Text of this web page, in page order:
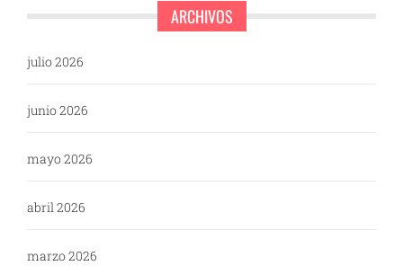
ARCHIVOS
julio 2026
junio 2026
mayo 2026
abril 2026
marzo 2026